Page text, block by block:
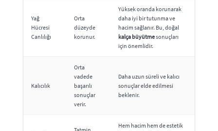
Yağ
Hücresi
Canlılığı
Orta
düzeyde
korunur.
Yüksek oranda korunarak
daha iyi bir tutunma ve
hacim sağlanır. Bu, doğal
kalça büyütmesonuçları
için önemlidir.
Kalıcılık
Orta
vadede
başarılı
sonuçlar
verir.
Daha uzun süreli ve kalıcı
sonuçlar elde edilmesi
beklenir.
Hem hacim hem de estetik